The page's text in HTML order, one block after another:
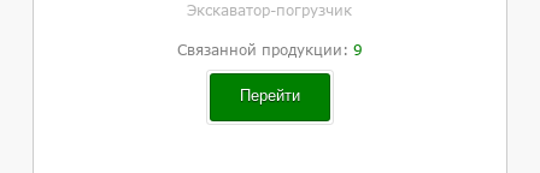
Экскаватор-погрузчик
Связанной продукции: 9
Перейти